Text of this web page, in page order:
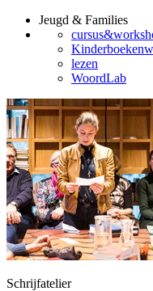
Jeugd & Families
lezen
WoordLab
Schrijfatelier